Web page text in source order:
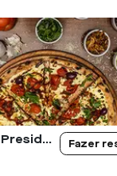
Forneria Presidente Fazer